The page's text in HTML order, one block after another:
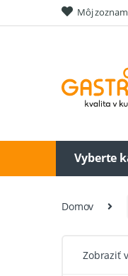
to
to
Môj
Vyberte
Domov
Zobraziť